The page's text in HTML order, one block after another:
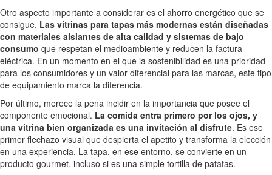
Otro aspecto importante a considerar es el ahorro energético que se
consigue. Las vitrinas para tapas más modernas están diseñadas
con materiales aislantes de alta calidad y sistemas de bajo
consumo que respetan el medioambiente y reducen la factura
eléctrica. En un momento en el que la sostenibilidad es una prioridad
para los consumidores y un valor diferencial para las marcas, este tipo
de equipamiento marca la diferencia.
Por último, merece la pena incidir en la importancia que posee el
componente emocional. La comida entra primero por los ojos, y
una vitrina bien organizada es una invitación al disfrute. Es ese
primer flechazo visual que despierta el apetito y transforma la elección
en una experiencia. La tapa, en ese entorno, se convierte en un
producto gourmet, incluso si es una simple tortilla de patatas.